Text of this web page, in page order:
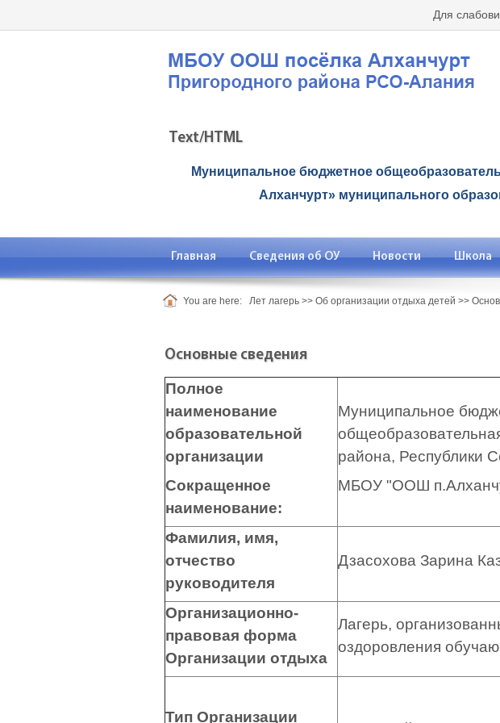
Для
Text/HTML
Муниципальное бюджетное
Алханчурт» муниципального
Главная Сведения об ОУ Новости Школа
You are here: Лет лагерь >> Об организации отдыха детей >>
Основные сведения
Полное
наименование
образовательной
организации
Сокращенное
наименование:
Муниципальное
района, Республики
МБОУ "ООШ
Фамилия, имя,
отчество
руководителя
Дзасохова Зарина
Организационно-
правовая форма
Организации отдыха
Лагерь,
оздоровления
Тип Организации